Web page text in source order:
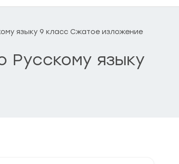
языку 9 класс Сжатое изложение
Русскому языку